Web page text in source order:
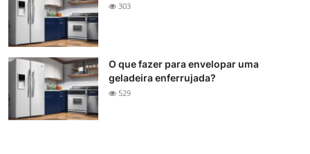
303
O que fazer para envelopar uma
geladeira enferrujada?
529